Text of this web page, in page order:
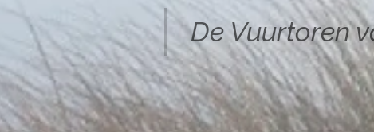
De Vuurtoren